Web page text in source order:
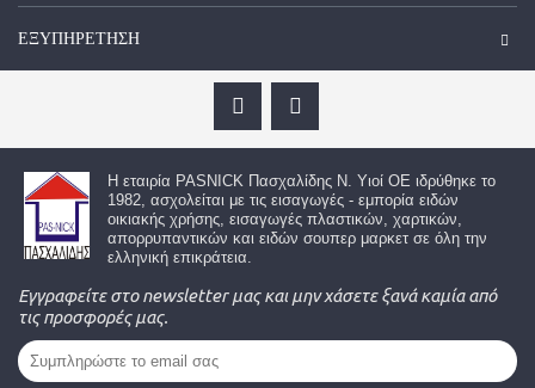
ΕΞΥΠΗΡΈΤΗΣΗ
Η εταιρία PASNICK Πασχαλίδης Ν. Υιοί ΟΕ ιδρύθηκε το
1982, ασχολείται με τις εισαγωγές - εμπορία ειδών
οικιακής χρήσης, εισαγωγές πλαστικών, χαρτικών,
απορρυπαντικών και ειδών σουπερ μαρκετ σε όλη την
ελληνική επικράτεια.
Εγγραφείτε στο newsletter μας και μην χάσετε ξανά καμία από
τις προσφορές μας.